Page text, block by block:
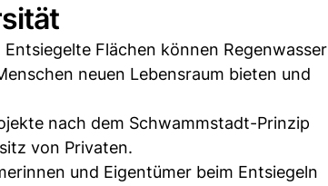
Flächen können Regenwasser
neuen Lebensraum bieten und
nach dem Schwammstadt-Prinzip
von Privaten.
und Eigentümer beim Entsiegeln